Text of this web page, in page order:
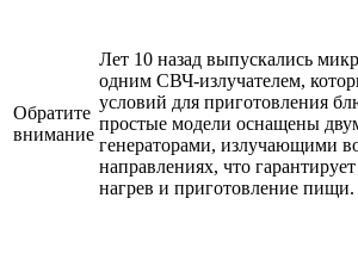
Обратите
внимание
Лет 10 назад выпускались
одним СВЧ-излучателем,
условий для приготовления
простые модели оснащены
генераторами, излучающими
направлениях, что
нагрев и приготовление пищи.